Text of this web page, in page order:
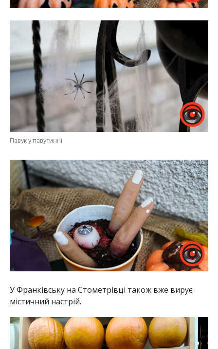
Павук у павутинні
У Франківську на Стометрівці також вже вирує
містичний настрій.